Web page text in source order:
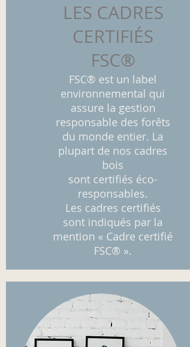
LES CADRES
CERTIFIÉS
FSC®
FSC® est un label
environnemental qui
assure la gestion
responsable des forêts
du monde entier. La
plupart de nos cadres
bois
sont certifiés éco-
responsables.
Les cadres certifiés
sont indiqués par la
mention « Cadre certifié
FSC® ».